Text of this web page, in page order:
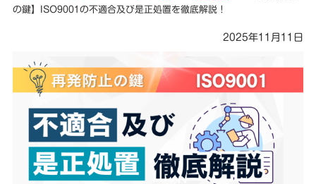
の鍵】ISO9001の不適合及び是正処置を徹底解説！
2025年11月11日